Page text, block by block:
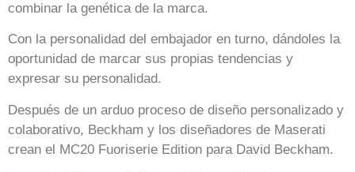
combinar la genética de la marca.
Con la personalidad del embajador en turno, dándoles la
oportunidad de marcar sus propias tendencias y
expresar su personalidad.
Después de un arduo proceso de diseño personalizado y
colaborativo, Beckham y los diseñadores de Maserati
crean el MC20 Fuoriserie Edition para David Beckham.